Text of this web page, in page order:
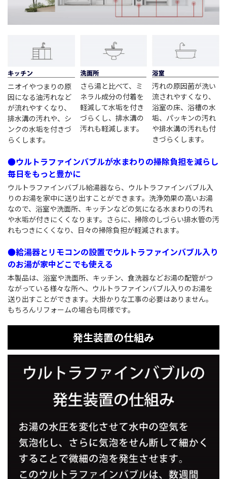
ニオイやつまりの原
因になる油汚れなど
が流れやすくなり、
排水溝の汚れや、シ
ンクの水垢を付きづ
らくします。
さら湯と比べて、ミ
ネラル成分の付着を
軽減して水垢を付き
づらくし、排水溝の
汚れも軽減します。
汚れの原因菌が洗い
流されやすくなり、
浴室の床、浴槽の水
垢、パッキンの汚れ
や排水溝の汚れも付
きづらくします。
●ウルトラファインバブルが水まわりの掃除負担を減らし
毎日をもっと豊かに
ウルトラファインバブル給湯器なら、ウルトラファインバブル入
りのお湯を家中に送り出すことができます。洗浄効果の高いお湯
なので、浴室や洗面所、キッチンなどの気になる水まわりの汚れ
や水垢が付きにくくなります。さらに、掃除のしづらい排水管の汚
れもつきにくくなり、日々の掃除負担が軽減されます。
●給湯器とリモコンの設置でウルトラファインバブル入り
のお湯が家中どこでも使える
本製品は、浴室や洗面所、キッチン、食洗器などお湯の配管がつ
ながっている様々な所へ、ウルトラファインバブル入りのお湯を
送り出すことができます。大掛かりな工事の必要はありません。
もちろんリフォームの場合も同様です。
発生装置の仕組み